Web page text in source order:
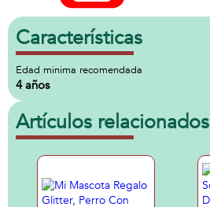
Características
Edad minima recomendada
4 años
Artículos relacionados